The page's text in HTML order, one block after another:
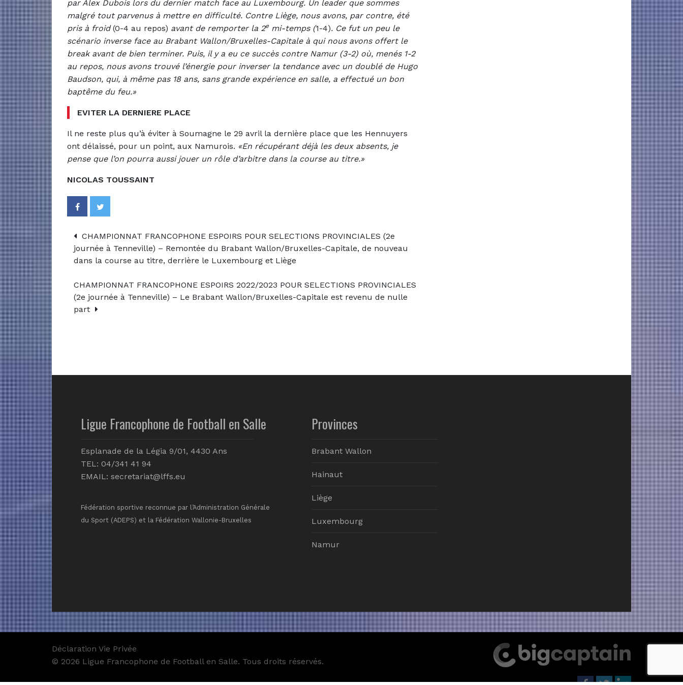
par Alex Dubois lors du dernier match face au Luxembourg. Un leader que sommes
malgré tout parvenus à mettre en difficulté. Contre Liège, nous avons, par contre, été
pris à froid(0-4 au repos) avant de remporter la 2emi-temps (1-4). Ce fut un peu le
scénario inverse face au Brabant Wallon/Bruxelles-Capitale à qui nous avons offert le
break avant de bien terminer. Puis, il y a eu ce succès contre Namur (3-2) où, menés 1-2
au repos, nous avons trouvé l’énergie pour inverser la tendance avec un doublé de Hugo
Baudson, qui, à même pas 18 ans, sans grande expérience en salle, a effectué un bon
baptême du feu.»
EVITER LA DERNIERE PLACE
Il ne reste plus qu’à éviter à Soumagne le 29 avril la dernière place que les Hennuyers
ont délaissé, pour un point, aux Namurois. «En récupérant déjà les deux absents, je
pense que l’on pourra aussi jouer un rôle d’arbitre dans la course au titre.»
NICOLAS TOUSSAINT
CHAMPIONNAT FRANCOPHONE ESPOIRS POUR SELECTIONS PROVINCIALES (2e
journée à Tenneville) – Remontée du Brabant Wallon/Bruxelles-Capitale, de nouveau
dans la course au titre, derrière le Luxembourg et Liège
CHAMPIONNAT FRANCOPHONE ESPOIRS 2022/2023 POUR SELECTIONS PROVINCIALES
(2e journée à Tenneville) – Le Brabant Wallon/Bruxelles-Capitale est revenu de nulle
part
Ligue Francophone de Football en Salle
Esplanade de la Légia 9/01, 4430 Ans
TEL: 04/341 41 94
EMAIL: secretariat@lffs.eu
Fédération sportive reconnue par l’Administration Générale
du Sport (ADEPS) et la Fédération Wallonie-Bruxelles
Provinces
Brabant Wallon
Hainaut
Liège
Luxembourg
Namur
Déclaration Vie Privée
© 2026 Ligue Francophone de Football en Salle. Tous droits réservés.